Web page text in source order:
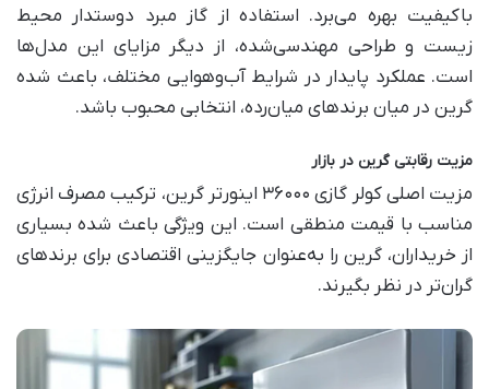
باکیفیت بهره می‌برد. استفاده از گاز مبرد دوستدار محیط
زیست و طراحی مهندسی‌شده، از دیگر مزایای این مدل‌ها
است. عملکرد پایدار در شرایط آب‌وهوایی مختلف، باعث شده
گرین در میان برندهای میان‌رده، انتخابی محبوب باشد.
مزیت رقابتی گرین در بازار
مزیت اصلی کولر گازی ۳۶۰۰۰ اینورتر گرین، ترکیب مصرف انرژی
مناسب با قیمت منطقی است. این ویژگی باعث شده بسیاری
از خریداران، گرین را به‌عنوان جایگزینی اقتصادی برای برندهای
گران‌تر در نظر بگیرند.